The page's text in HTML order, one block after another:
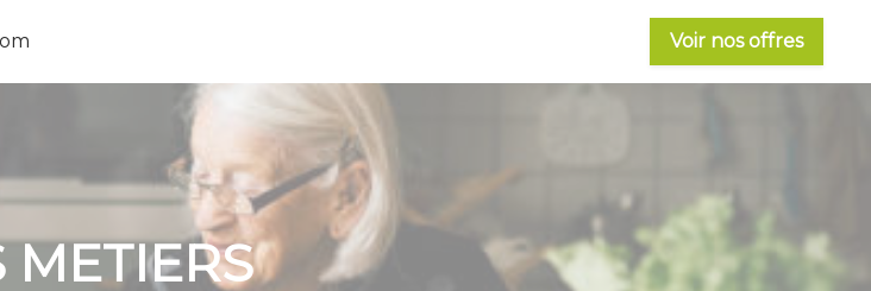
Voir nos offres
METIERS